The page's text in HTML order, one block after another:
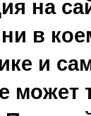
на
ни в
и
может